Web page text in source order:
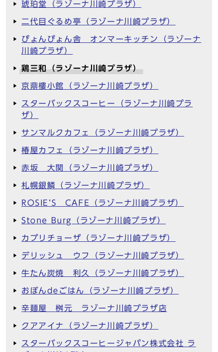
琥珀堂（ラゾーナ川崎プラザ）
二代目ぐるめ亭（ラゾーナ川崎プラザ）
ぴょんぴょん舎 オンマーキッチン（ラゾーナ
川崎プラザ）
鶏三和（ラゾーナ川崎プラザ）
京鼎樓小館（ラゾーナ川崎プラザ）
スターバックスコーヒー（ラゾーナ川崎プラ
ザ）
サンマルクカフェ（ラゾーナ川崎プラザ）
椿屋カフェ（ラゾーナ川崎プラザ）
赤坂 大関（ラゾーナ川崎プラザ）
札幌銀鱗（ラゾーナ川崎プラザ）
ROSIE’S CAFE（ラゾーナ川崎プラザ）
Stone Burg（ラゾーナ川崎プラザ）
カプリチョーザ（ラゾーナ川崎プラザ）
デリッシュ ウフ（ラゾーナ川崎プラザ）
牛たん炭焼 利久（ラゾーナ川崎プラザ）
おぼんdeごはん（ラゾーナ川崎プラザ）
辛麺屋 桝元 ラゾーナ川崎プラザ店
クアアイナ（ラゾーナ川崎プラザ）
スターバックスコーヒージャパン株式会社 ラ